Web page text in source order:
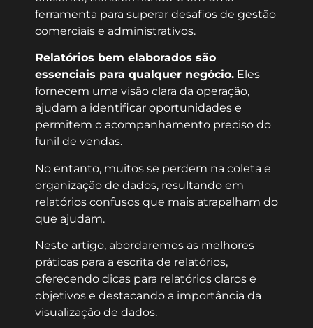
ferramenta para superar desafios de gestão
comerciais e administrativos.
Relatórios bem elaborados são
essenciais para qualquer negócio. Eles
fornecem uma visão clara da operação,
ajudam a identificar oportunidades e
permitem o acompanhamento preciso do
funil de vendas.
No entanto, muitos se perdem na coleta e
organização de dados, resultando em
relatórios confusos que mais atrapalham do
que ajudam.
Neste artigo, abordaremos as melhores
práticas para a escrita de relatórios,
oferecendo dicas para relatórios claros e
objetivos e destacando a importância da
visualização de dados.